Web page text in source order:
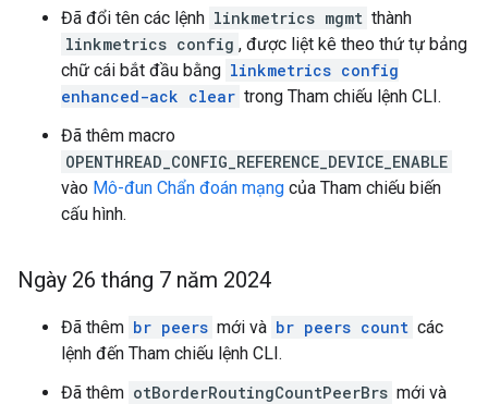
Đã đổi tên các lệnh linkmetrics mgmt thành
linkmetrics config , được liệt kê theo thứ tự bảng
chữ cái bắt đầu bằng linkmetrics config
enhanced-ack clear trong Tham chiếu lệnh CLI.
Đã thêm macro
OPENTHREAD_CONFIG_REFERENCE_DEVICE_ENABLE
vào Mô-đun Chẩn đoán mạng của Tham chiếu biến
cấu hình.
Ngày 26 tháng 7 năm 2024
Đã thêm br peers mới và br peers count các
lệnh đến Tham chiếu lệnh CLI.
Đã thêm otBorderRoutingCountPeerBrs mới và